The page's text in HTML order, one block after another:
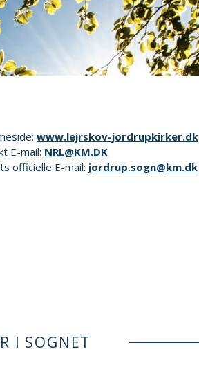
www.lejrskov-jordrupkirker.dk
E-mail: NRL@KM.DK
officielle E-mail: jordrup.sogn@km.dk
I SOGNET